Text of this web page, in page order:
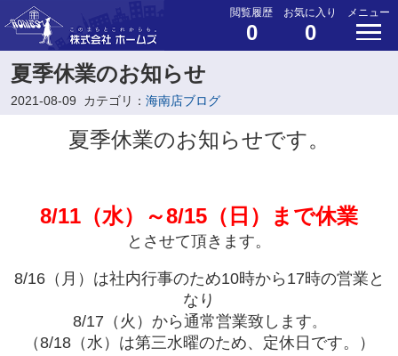
閲覧履歴
0
お気に入り
0
メニュー
夏季休業のお知らせ
2021-08-09 カテゴリ： 海南店ブログ
夏季休業のお知らせです。
8/11（水）～8/15（日）まで休業
とさせて頂きます。
8/16（月）は社内行事のため10時から17時の営業と
なり
8/17（火）から通常営業致します。
（8/18（水）は第三水曜のため、定休日です。）